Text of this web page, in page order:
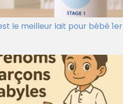
le meilleur lait pour bébé 1er